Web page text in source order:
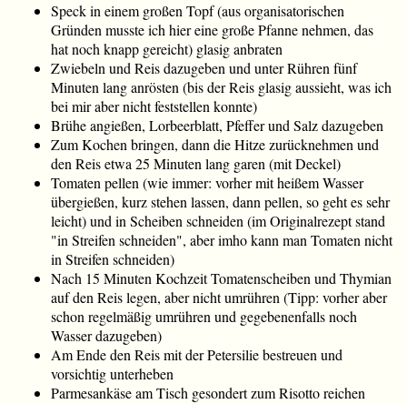
Speck in einem großen Topf (aus organisatorischen
Gründen musste ich hier eine große Pfanne nehmen, das
hat noch knapp gereicht) glasig anbraten
Zwiebeln und Reis dazugeben und unter Rühren fünf
Minuten lang anrösten (bis der Reis glasig aussieht, was ich
bei mir aber nicht feststellen konnte)
Brühe angießen, Lorbeerblatt, Pfeffer und Salz dazugeben
Zum Kochen bringen, dann die Hitze zurücknehmen und
den Reis etwa 25 Minuten lang garen (mit Deckel)
Tomaten pellen (wie immer: vorher mit heißem Wasser
übergießen, kurz stehen lassen, dann pellen, so geht es sehr
leicht) und in Scheiben schneiden (im Originalrezept stand
"in Streifen schneiden", aber imho kann man Tomaten nicht
in Streifen schneiden)
Nach 15 Minuten Kochzeit Tomatenscheiben und Thymian
auf den Reis legen, aber nicht umrühren (Tipp: vorher aber
schon regelmäßig umrühren und gegebenenfalls noch
Wasser dazugeben)
Am Ende den Reis mit der Petersilie bestreuen und
vorsichtig unterheben
Parmesankäse am Tisch gesondert zum Risotto reichen